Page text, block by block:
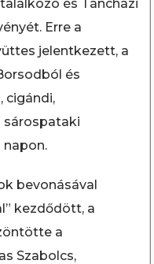
és Táncházi
Erre a
jelentkezett, a
és
cigándi,
sárospataki
bevonásával
kezdődött, a
a
Szabolcs,